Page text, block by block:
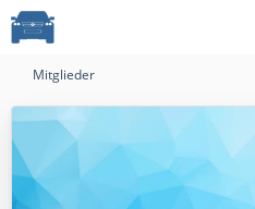
Mitglieder